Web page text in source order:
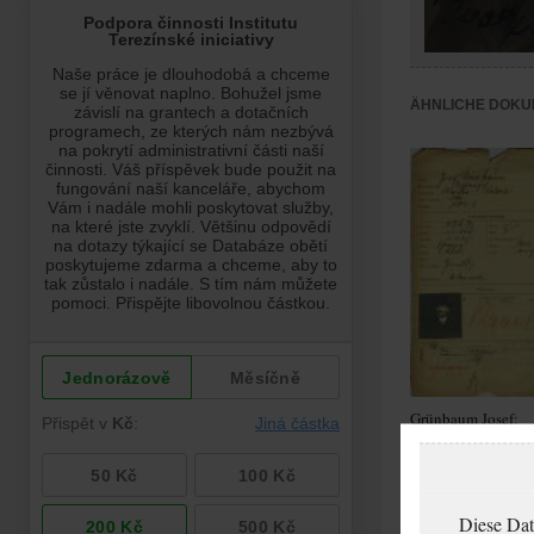
ÄHNLICHE
Grünbaum Josef:
Passport
Diese